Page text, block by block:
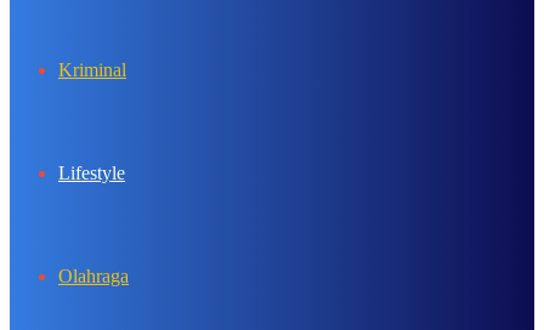
Kriminal
Lifestyle
Olahraga